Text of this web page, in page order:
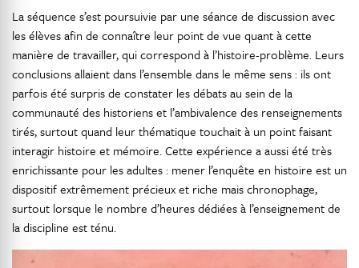
La séquence s’est poursuivie par une séance de discussion avec
les élèves afin de connaître leur point de vue quant à cette
manière de travailler, qui correspond à l’histoire-problème. Leurs
conclusions allaient dans l’ensemble dans le même sens : ils ont
parfois été surpris de constater les débats au sein de la
communauté des historiens et l’ambivalence des renseignements
tirés, surtout quand leur thématique touchait à un point faisant
interagir histoire et mémoire. Cette expérience a aussi été très
enrichissante pour les adultes : mener l’enquête en histoire est un
dispositif extrêmement précieux et riche mais chronophage,
surtout lorsque le nombre d’heures dédiées à l’enseignement de
la discipline est ténu.